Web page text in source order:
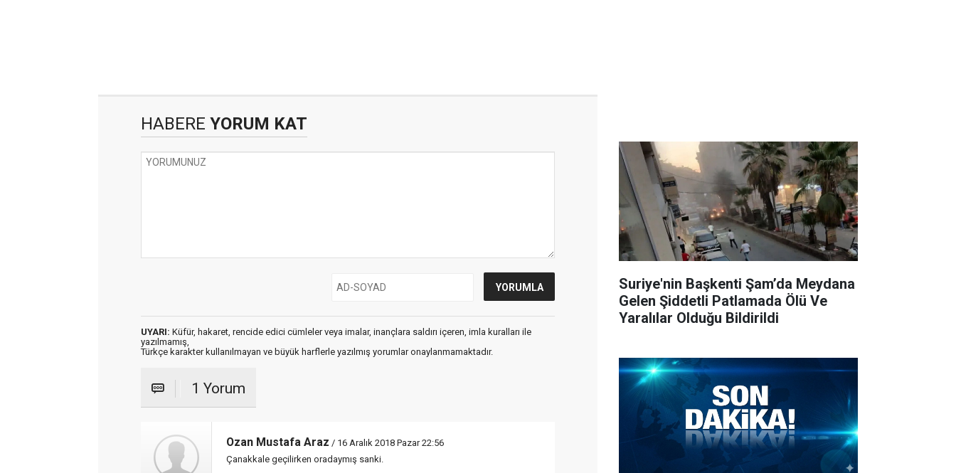
HABERE YORUM KAT
UYARI: Küfür, hakaret, rencide edici cümleler veya imalar, inançlara saldırı içeren, imla kuralları ile
yazılmamış,
Türkçe karakter kullanılmayan ve büyük harflerle yazılmış yorumlar onaylanmamaktadır.
1 Yorum
Ozan Mustafa Araz / 16 Aralık 2018 Pazar 22:56
Çanakkale geçilirken oradaymış sanki.
Suriye'nin Başkenti Şam’da Meydana
Gelen Şiddetli Patlamada Ölü Ve
Yaralılar Olduğu Bildirildi